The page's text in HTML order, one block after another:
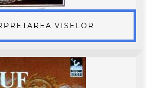
VISELOR